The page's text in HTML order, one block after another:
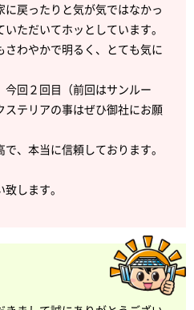
戻ったりと気が気ではなかっ
ただいてホッとしています。
わやかで明るく、とても気に
回２回目（前回はサンルー
テリアの事はぜひ御社にお願
、本当に信頼しております。
します。